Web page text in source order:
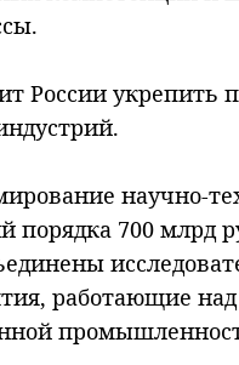
России
700 млрд
работающие над